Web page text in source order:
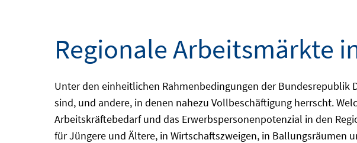
Regionale Arbeitsmärkte
Unter den einheitlichen Rahmenbedingungen der
sind, und andere, in denen nahezu Vollbeschäftigung herrscht.
Arbeitskräftebedarf und das Erwerbspersonenpotenzial in den
für Jüngere und Ältere, in Wirtschaftszweigen, in Ballungsräumen